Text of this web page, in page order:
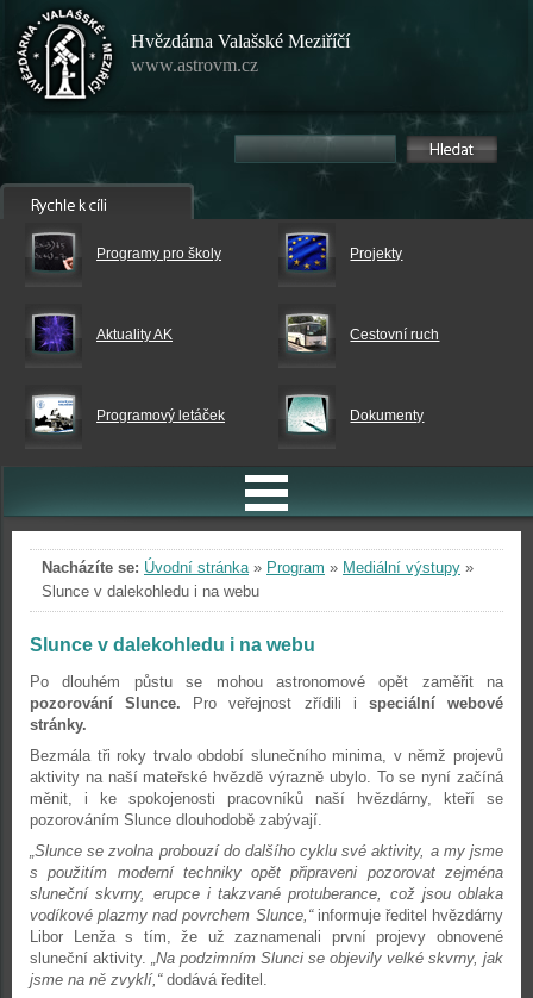
Hvězdárna Valašské Meziříčí
www.astrovm.cz
Programy pro školy Projekty
Aktuality AK Cestovní ruch
Programový letáček Dokumenty
Nacházíte se: Úvodní stránka» Program » Mediální výstupy »
Slunce v dalekohledu i na webu
Slunce v dalekohledu i na webu
Po dlouhém půstu se mohou astronomové opět zaměřit na
pozorování Slunce.
Pro veřejnost zřídili i speciální webové
stránky.
Bezmála tři roky trvalo období slunečního minima, v němž projevů
aktivity na naší mateřské hvězdě výrazně ubylo. To se nyní začíná
měnit, i ke spokojenosti pracovníků naší hvězdárny, kteří se
pozorováním Slunce dlouhodobě zabývají.
„Slunce se zvolna probouzí do dalšího cyklu své aktivity, a my jsme
s použitím moderní techniky opět připraveni pozorovat zejména
sluneční skvrny, erupce i takzvané protuberance, což jsou oblaka
vodíkové plazmy nad povrchem Slunce,“ informuje ředitel hvězdárny
Libor Lenža s tím, že už zaznamenali první projevy obnovené
sluneční aktivity. „Na podzimním Slunci se objevily velké skvrny, jak
jsme na ně zvyklí,“dodává ředitel.